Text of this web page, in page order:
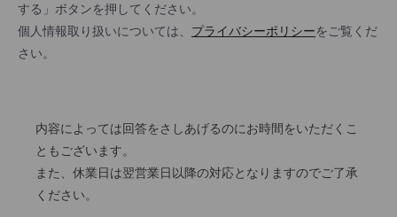
する」ボタンを押してください。
個人情報取り扱いについては、 プライバシーポリシーをご覧くだ
さい。
内容によっては回答をさしあげるのにお時間をいただくこ
ともございます。
また、休業日は翌営業日以降の対応となりますのでご了承
ください。